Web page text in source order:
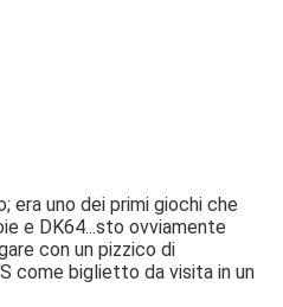
era uno dei primi giochi che
e DK64...sto ovviamente
con un pizzico di
come biglietto da visita in un